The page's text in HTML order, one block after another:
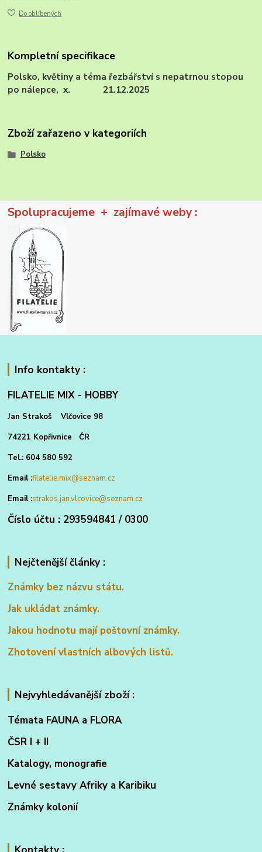
Do oblíbených
Kompletní specifikace
Polsko, květiny a téma řezbářství s nepatrnou stopou
po nálepce, x. 21.12.2025
Zboží zařazeno v kategoriích
Polsko
Spolupracujeme + zajímavé weby :
Info kontakty :
FILATELIE MIX - HOBBY
Jan Strakoš Vlčovice 98
74221 Kopřivnice ČR
Tel.: 604 580 592
Email :filatelie.mix@seznam.cz
Email :strakos.jan.vlcovice@seznam.cz
Číslo účtu : 293594841 / 0300
Nejčtenější články :
Známky bez názvu státu.
Jak ukládat známky.
Jakou hodnotu mají poštovní známky.
Zhotovení vlastních albových listů.
Nejvyhledávanější zboží :
Témata FAUNA a FLORA
ČSR I + II
Katalogy, monografie
Levné sestavy Afriky a Karibiku
Známky kolonií